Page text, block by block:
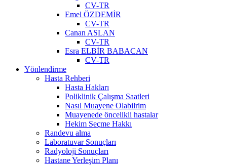
CV-TR
Emel ÖZDEMİR
CV-TR
Canan ASLAN
CV-TR
Esra ELBİR BABACAN
CV-TR
Yönlendirme
Hasta Rehberi
Hasta Hakları
Poliklinik Çalışma Saatleri
Nasıl Muayene Olabilrim
Muayenede öncelikli hastalar
Hekim Seçme Hakkı
Randevu alma
Laboratuvar Sonuçları
Radyoloji Sonuçları
Hastane Yerleşim Planı